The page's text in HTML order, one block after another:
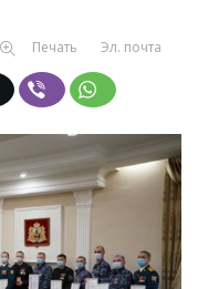
Печать Эл. почта